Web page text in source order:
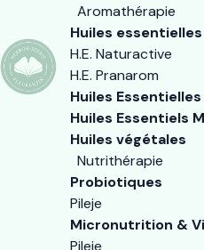
Aromathérapie
Huiles essentielles
H.E. Naturactive
H.E. Pranarom
Huiles
Huiles Essentiels
Huiles végétales
Nutrithérapie
Probiotiques
Pileje
Micronutrition &
Pileje